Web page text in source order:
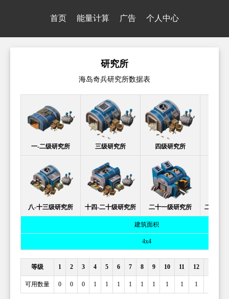
首页 能量计算 广告 个人中心
研究所
海岛奇兵研究所数据表
一-二级研究所 三级研究所 四级研究所
八-十三级研究所 十四-二十级研究所 二十一级研究所 二十二-
建筑面积
4x4
等级 1 2 3 4 5 6 7 8 9 10 11 12
可用数量 0 0 0 1 1 1 1 1 1 1 1 1